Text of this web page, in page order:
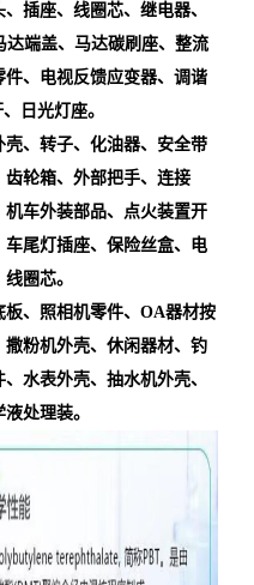
插座、线圈芯、继电器、
端盖、马达碳刷座、整流
、电视反馈应变器、调谐
日光灯座。
、转子、化油器、安全带
轮箱、外部把手、连接
车外装部品、点火装置开
尾灯插座、保险丝盒、电
圈芯。
、照相机零件、OA器材按
粉机外壳、休闲器材、钓
水表外壳、抽水机外壳、
处理装。